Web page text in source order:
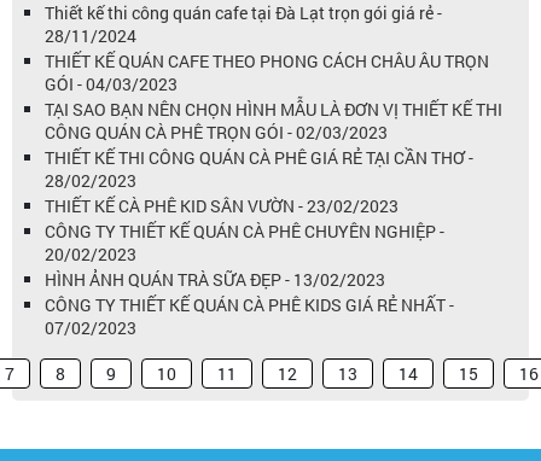
Thiết kế thi công quán cafe tại Đà Lạt trọn gói giá rẻ -
28/11/2024
THIẾT KẾ QUÁN CAFE THEO PHONG CÁCH CHÂU ÂU TRỌN
GÓI - 04/03/2023
TẠI SAO BẠN NÊN CHỌN HÌNH MẪU LÀ ĐƠN VỊ THIẾT KẾ THI
CÔNG QUÁN CÀ PHÊ TRỌN GÓI - 02/03/2023
THIẾT KẾ THI CÔNG QUÁN CÀ PHÊ GIÁ RẺ TẠI CẦN THƠ -
28/02/2023
THIẾT KẾ CÀ PHÊ KID SÂN VƯỜN - 23/02/2023
CÔNG TY THIẾT KẾ QUÁN CÀ PHÊ CHUYÊN NGHIỆP -
20/02/2023
HÌNH ẢNH QUÁN TRÀ SỮA ĐẸP - 13/02/2023
CÔNG TY THIẾT KẾ QUÁN CÀ PHÊ KIDS GIÁ RẺ NHẤT -
07/02/2023
7 8 9 10 11 12 13 14 15 16